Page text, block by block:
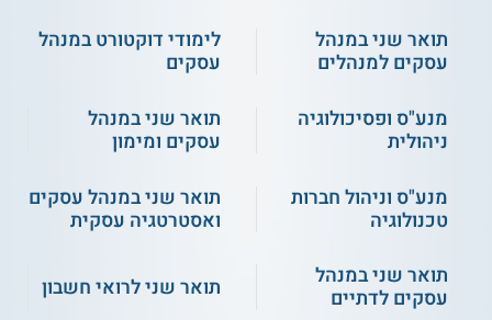
תואר שני במנהל
עסקים למנהלים
לימודי דוקטורט במנהל
עסקים
מנע"ס ופסיכולוגיה
ניהולית
תואר שני במנהל
עסקים ומימון
מנע"ס וניהול חברות
טכנולוגיה
תואר שני במנהל עסקים
ואסטרטגיה עסקית
תואר שני במנהל
עסקים לדתיים
תואר שני לרואי חשבון